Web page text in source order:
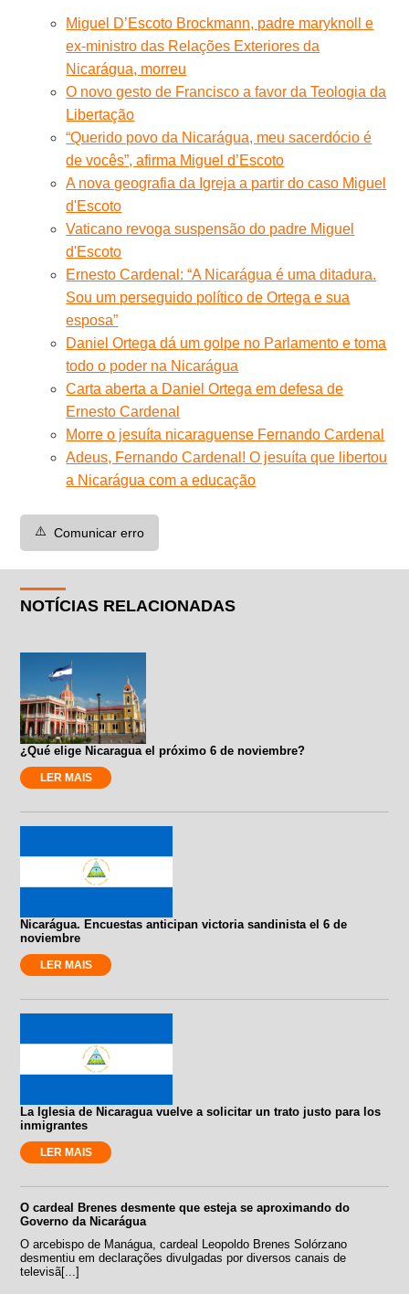
Miguel D’Escoto Brockmann, padre maryknoll e
ex-ministro das Relações Exteriores da
Nicarágua, morreu
O novo gesto de Francisco a favor da Teologia da
Libertação
“Querido povo da Nicarágua, meu sacerdócio é
de vocês”, afirma Miguel d’Escoto
A nova geografia da Igreja a partir do caso Miguel
d'Escoto
Vaticano revoga suspensão do padre Miguel
d'Escoto
Ernesto Cardenal: “A Nicarágua é uma ditadura.
Sou um perseguido político de Ortega e sua
esposa”
Daniel Ortega dá um golpe no Parlamento e toma
todo o poder na Nicarágua
Carta aberta a Daniel Ortega em defesa de
Ernesto Cardenal
Morre o jesuíta nicaraguense Fernando Cardenal
Adeus, Fernando Cardenal! O jesuíta que libertou
a Nicarágua com a educação
⚠️ Comunicar erro
NOTÍCIAS RELACIONADAS
¿Qué elige Nicaragua el próximo 6 de noviembre?
LER MAIS
Nicarágua. Encuestas anticipan victoria sandinista el 6 de
noviembre
LER MAIS
La Iglesia de Nicaragua vuelve a solicitar un trato justo para los
inmigrantes
LER MAIS
O cardeal Brenes desmente que esteja se aproximando do
Governo da Nicarágua
O arcebispo de Manágua, cardeal Leopoldo Brenes Solórzano
desmentiu em declarações divulgadas por diversos canais de
televisã[...]